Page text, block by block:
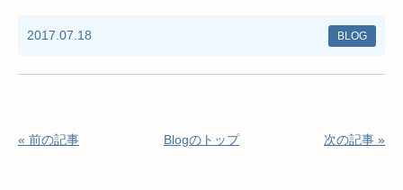
2017.07.18 BLOG
« 前の記事 Blogのトップ 次の記事 »